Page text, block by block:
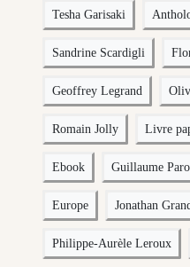
Tesha Garisaki
Sandrine Scardigli
Geoffrey Legrand
Romain Jolly Livre
Ebook Guillaume
Europe Jonathan
Philippe-Aurèle Leroux